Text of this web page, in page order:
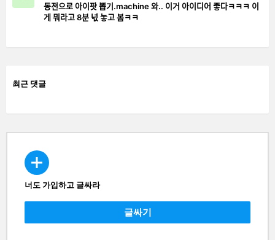
동전으로 아이팟 뽑기.machine 와.. 이거 아이디어 좋다ㅋㅋㅋ 이
게 뭐라고 8분 넋 놓고 봄ㅋㅋ
최근 댓글
CREATE
너도 가입하고 글싸라
글싸기